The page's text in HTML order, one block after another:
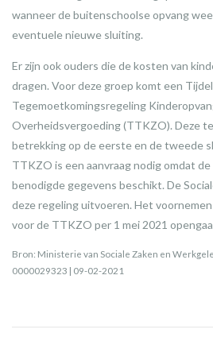
wanneer de buitenschoolse opvang
eventuele nieuwe sluiting.
Er zijn ook ouders die de kosten van
dragen. Voor deze groep komt een
Tegemoetkomingsregeling
Overheidsvergoeding (TTKZO). Deze
betrekking op de eerste en de tweede
TTKZO is een aanvraag nodig omdat
benodigde gegevens beschikt. De
deze regeling uitvoeren. Het
voor de TTKZO per 1 mei 2021
Bron: Ministerie van Sociale Zaken en
0000029323 | 09-02-2021